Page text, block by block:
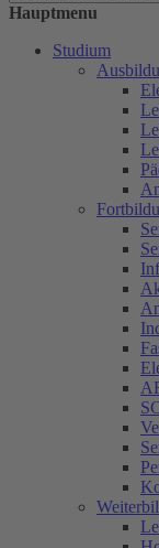
Hauptmenu
Studium